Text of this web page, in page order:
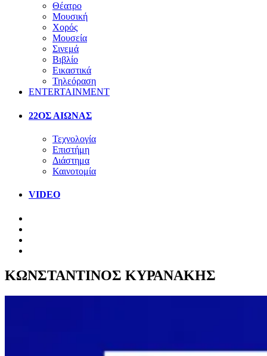
Θέατρο
Μουσική
Χορός
Μουσεία
Σινεμά
Βιβλίο
Εικαστικά
Τηλεόραση
ENTERTAINMENT
22ΟΣ ΑΙΩΝΑΣ
Τεχνολογία
Επιστήμη
Διάστημα
Καινοτομία
VIDEO
ΚΩΝΣΤΑΝΤΙΝΟΣ ΚΥΡΑΝΑΚΗΣ